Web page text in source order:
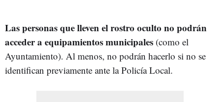
Las personas que lleven el rostro oculto no podrán
acceder a equipamientos municipales (como el
Ayuntamiento). Al menos, no podrán hacerlo si no se
identifican previamente ante la Policía Local.